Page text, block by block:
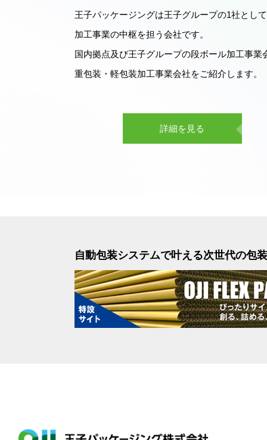
王子パッケージングは王子グループの1社とし
加工事業の中枢を担う会社です。
国内拠点及び王子グループの段ボール加工事業
重包装・軽包装加工事業会社をご紹介します。
詳細を見る
自動包装システムで叶える次世代の包